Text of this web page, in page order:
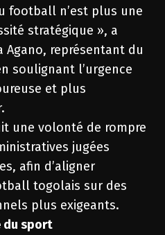
football n’est plus une
stratégique », a
Agano, représentant du
soulignant l’urgence
et plus
une volonté de rompre
jugées
afin d’aligner
togolais sur des
plus exigeants.
du sport